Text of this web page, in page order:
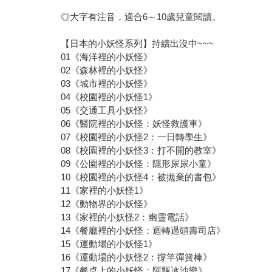
◎大字有注音，適合6～10歲兒童閱讀。
【日本的小妖怪系列】持續出沒中~~~
01《海洋裡的小妖怪》
02《森林裡的小妖怪》
03《城市裡的小妖怪》
04《校園裡的小妖怪1》
05《交通工具小妖怪》
06《醫院裡的小妖怪：妖怪救護車》
07《校園裡的小妖怪2：一日轉學生》
08《校園裡的小妖怪3：打不開的教室》
09《公園裡的小妖怪：隱形尿尿小童》
10《校園裡的小妖怪4：被拋棄的書包》
11《家裡的小妖怪1》
12《動物界的小妖怪》
13《家裡的小妖怪2：幽靈電話》
14《餐廳裡的小妖怪：迴轉過頭壽司店》
15《運動場的小妖怪1》
16《運動場的小妖怪2：撐竿彈簧棒》